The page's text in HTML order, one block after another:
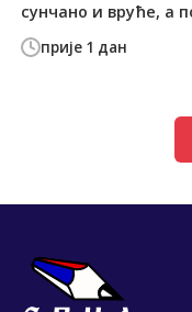
прије 1 дан
сунчано и вруће, а